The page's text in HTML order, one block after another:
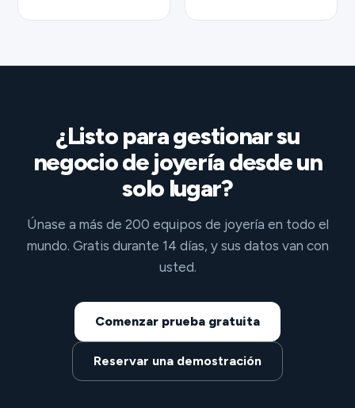
¿Listo para gestionar su
negocio de joyería desde un
solo lugar?
Únase a más de 200 equipos de joyería en todo el
mundo. Gratis durante 14 días, y sus datos van con
usted.
Comenzar prueba gratuita
Reservar una demostración